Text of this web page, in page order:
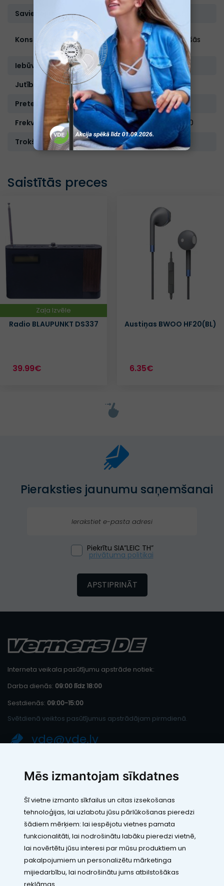
Mēs izmantojam sīkdatnes
Šī vietne izmanto sīkfailus un citas izsekošanas
tehnoloģijas, lai uzlabotu jūsu pārlūkošanas pieredzi
šādiem mērķiem: lai iespējotu vietnes pamata
funkcionalitāti, lai nodrošinātu labāku pieredzi vietnē,
lai novērtētu jūsu interesi par mūsu produktiem un
pakalpojumiem un personalizētu mārketinga
mijiedarbību, lai nodrošinātu jums atbilstošākas
Savienojuma tips:
Bezvadu
Konstrukcijas tips:
Pilnībā
aizsedzošās
ausis
Iebūvēts mikrafons:
Ir
Jutība, dB:
93
Pretestība, Ω:
32
Frekvenču diapozons, Hz:
20-20000
Trokšņa slāpēšana:
Ir
Saistītās preces
Zaļa Izvēle
Radio BLAUPUNKT DS337
39.99€
Austiņas BWOO HF20(BL)
6.35€
Pieraksties jaunumu saņemšanai
Piekrītu SIA”LEIC TH”
privātuma politikai
APSTIPRINĀT
Interneta veikala pasūtījumu apstrāde notiek:
Darba dienās: 09:00 līdz 18:00
Sestdienās: 09:00-15:00
Svētdienā veiktos pasūtījumus apstrādājam pirmdienā.
vde@vde.lv
SIA "LEIC TH"
Reģ. Nr.: 40103394280
Juridiskā adrese: Rāmuļu iela 33, Rīga, LV-1005
Banka: Paysera LT, UAB
SWIFT: EVIULT21
Konts: LT123500010005426773
Kontakti